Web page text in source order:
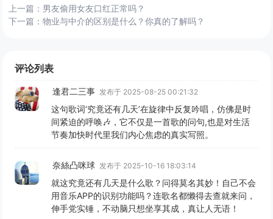
上一篇： 男友偷用女友口红正常吗？
下一篇：物业与中介的区别是什么？你真的了解吗？
评论列表
逢君二三事 发布于 2025-08-25 00:21:32
这句歌词‘究竟还有几天’在旋律中反复吟唱，仿佛是时
间紧迫的呼唤🎶，它不仅是一首歌的问句,也是对生活
节奏加快时代里我们内心焦虑的真实写照。
奈絲凸咪球 发布于 2025-10-16 18:03:14
就这究竟还有几天是什么歌？问得莫名其妙！自己不会
用音乐APP的识别功能吗？连歌名都懒得去查就来问，
伸手党实锤，不动脑只想坐享其成，真让人无语！